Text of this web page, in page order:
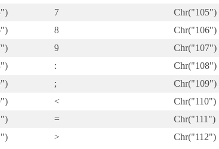
7 Chr("105")
8 Chr("106")
9 Chr("107")
: Chr("108")
; Chr("109")
< Chr("110")
= Chr("111")
> Chr("112")